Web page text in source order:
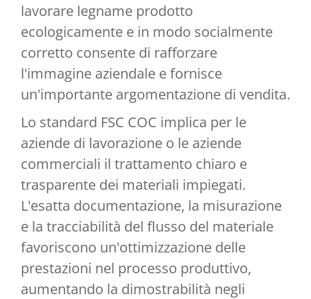
lavorare legname prodotto
ecologicamente e in modo socialmente
corretto consente di rafforzare
l'immagine aziendale e fornisce
un'importante argomentazione di vendita.
Lo standard FSC COC implica per le
aziende di lavorazione o le aziende
commerciali il trattamento chiaro e
trasparente dei materiali impiegati.
L'esatta documentazione, la misurazione
e la tracciabilità del flusso del materiale
favoriscono un'ottimizzazione delle
prestazioni nel processo produttivo,
aumentando la dimostrabilità negli